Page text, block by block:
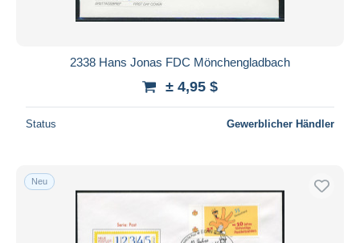
2338 Hans Jonas FDC Mönchengladbach
± 4,95 $
Status Gewerblicher Händler
Neu